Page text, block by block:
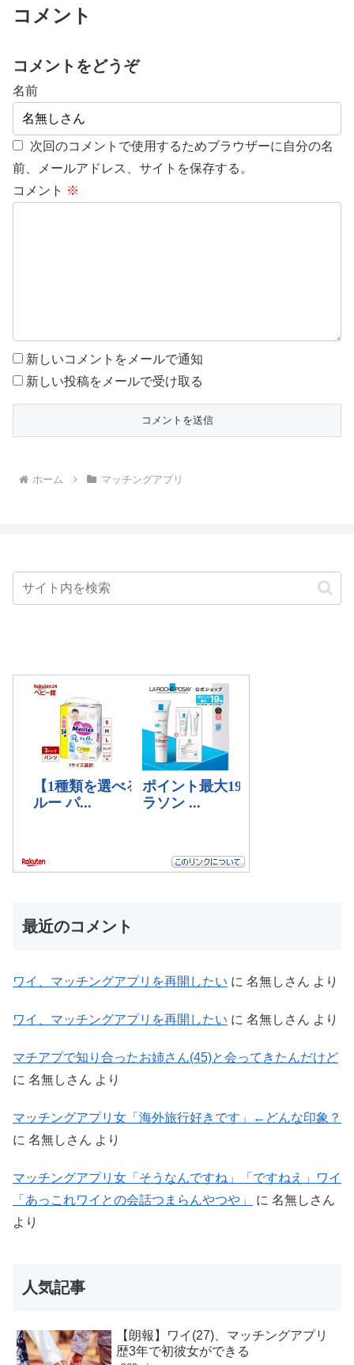
コメント
コメントをどうぞ
名前
次回のコメントで使用するためブラウザーに自分の名
前、メールアドレス、サイトを保存する。
コメント ※
新しいコメントをメールで通知
新しい投稿をメールで受け取る
ホーム マッチングアプリ
最近のコメント
ワイ、マッチングアプリを再開したい に 名無しさん より
ワイ、マッチングアプリを再開したい に 名無しさん より
マチアプで知り合ったお姉さん(45)と会ってきたんだけど
に 名無しさん より
マッチングアプリ女「海外旅行好きです」←どんな印象？
に 名無しさん より
マッチングアプリ女「そうなんですね」「ですねえ」ワイ
「あっこれワイとの会話つまらんやつや」
に 名無しさん
より
人気記事
【朗報】ワイ(27)、マッチングアプリ
歴3年で初彼女ができる